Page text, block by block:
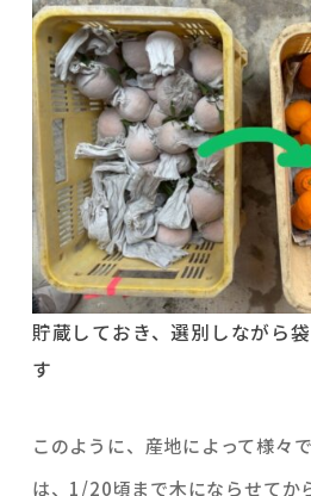
貯蔵しておき、選別しながら
す
このように、産地によって様々
は、1/20頃まで木にならせてか